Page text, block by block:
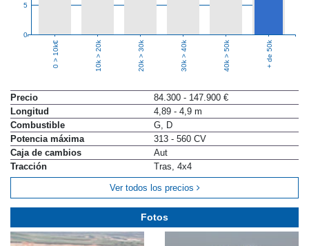
0
5
0 > 10k€ 10k > 20k 20k > 30k 30k > 40k 40k > 50k + de 50k
Precio
84.300 - 147.900 €
Longitud
4,89 - 4,9 m
Combustible
G, D
Potencia máxima
313 - 560 CV
Caja de cambios
Aut
Tracción
Tras, 4x4
Ver todos los precios
Fotos